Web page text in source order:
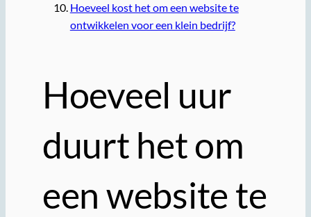
Hoeveel kost het om een ​​website te
ontwikkelen voor een klein bedrijf?
Hoeveel uur
duurt het om
een website te